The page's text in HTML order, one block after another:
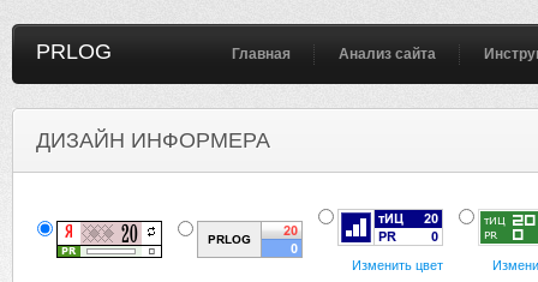
PRLOG Главная Анализ сайта
ДИЗАЙН ИНФОРМЕРА
Изменить цвет